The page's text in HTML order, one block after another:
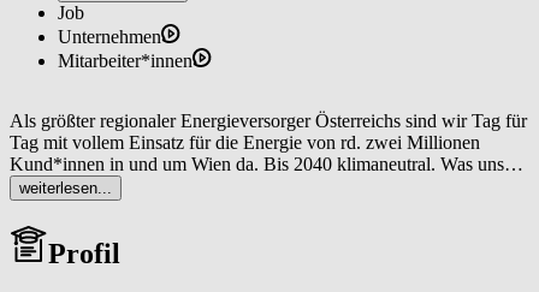
Job
Unternehmen
Mitarbeiter*innen
Als größter regionaler Energieversorger Österreichs sind wir Tag für
Tag mit vollem Einsatz für die Energie von rd. zwei Millionen
Kund*innen in und um Wien da. Bis 2040 klimaneutral. Was uns
dabei antreibt? Der Wunsch, etwas Sinnvolles zu tun – für die Stadt,
in der wir leben. Gestalte auch du im #TeamWienEnergie die
Energiezukunft aktiv mit: Deine Energie für Wiens Energie.
weiterlesen...
Profil